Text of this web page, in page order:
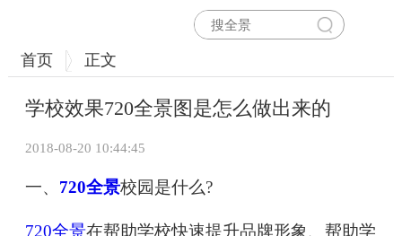
首页 正文
学校效果720全景图是怎么做出来的
2018-08-20 10:44:45
一、 720全景校园是什么?
720全景在帮助学校快速提升品牌形象、帮助学